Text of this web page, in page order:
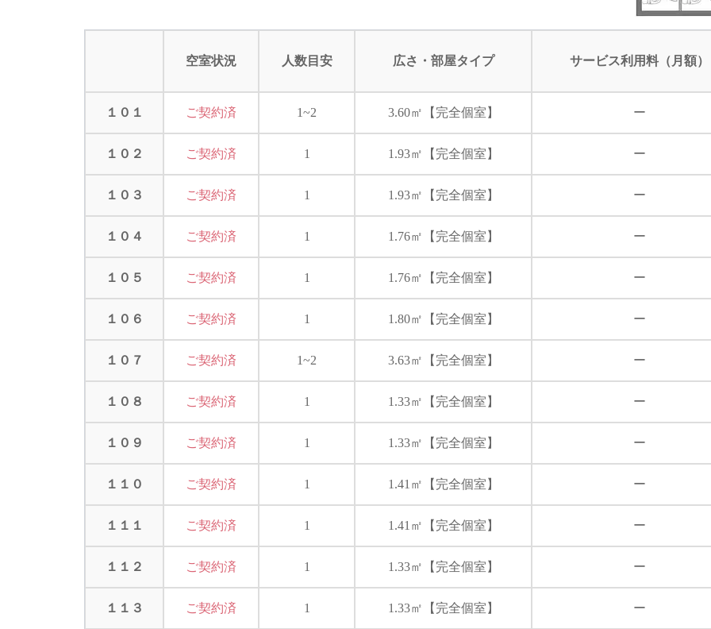
空室状況 人数目安 広さ・部屋タイプ サービス利用料（月額）
１０１ ご契約済 1~2 3.60㎡【完全個室】 ー
１０２ ご契約済 1 1.93㎡【完全個室】 ー
１０３ ご契約済 1 1.93㎡【完全個室】 ー
１０４ ご契約済 1 1.76㎡【完全個室】 ー
１０５ ご契約済 1 1.76㎡【完全個室】 ー
１０６ ご契約済 1 1.80㎡【完全個室】 ー
１０７ ご契約済 1~2 3.63㎡【完全個室】 ー
１０８ ご契約済 1 1.33㎡【完全個室】 ー
１０９ ご契約済 1 1.33㎡【完全個室】 ー
１１０ ご契約済 1 1.41㎡【完全個室】 ー
１１１ ご契約済 1 1.41㎡【完全個室】 ー
１１２ ご契約済 1 1.33㎡【完全個室】 ー
１１３ ご契約済 1 1.33㎡【完全個室】 ー